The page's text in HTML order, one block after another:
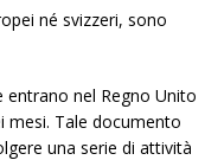
né svizzeri, sono
nel Regno Unito
mesi. Tale documento
una serie di attività